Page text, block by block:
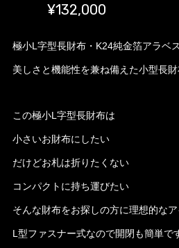
¥132,000
極小L字型長財布・K24純金箔アラベ
美しさと機能性を兼ね備えた小型長財
この極小L字型長財布は
小さいお財布にしたい
だけどお札は折りたくない
コンパクトに持ち運びたい
そんな財布をお探しの方に理想的なア
L型ファスナー式なので開閉も簡単で